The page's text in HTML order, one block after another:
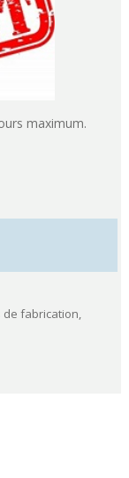
maximum.
de fabrication,